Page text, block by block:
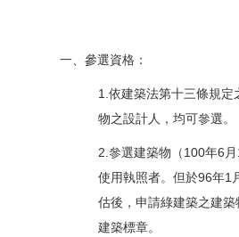
一、參選資格：
1.依建築法第十三條規
物之設計人，均可參選。
2.參選建築物 （100年6月
使用執照者。但於96年1
估後，申請綠建築之建
建築標章。